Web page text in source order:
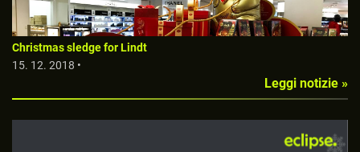
Christmas sledge for Lindt
15. 12. 2018 •
Leggi notizie »